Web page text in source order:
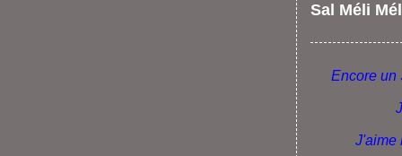
Sal Méli
Encore un
J'aime